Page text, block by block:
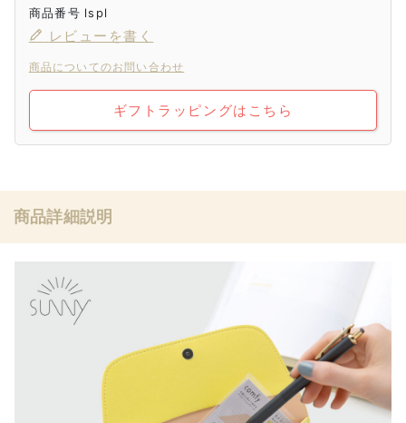
商品番号 lspl
レビューを書く
商品についてのお問い合わせ
ギフトラッピングはこちら
商品詳細説明